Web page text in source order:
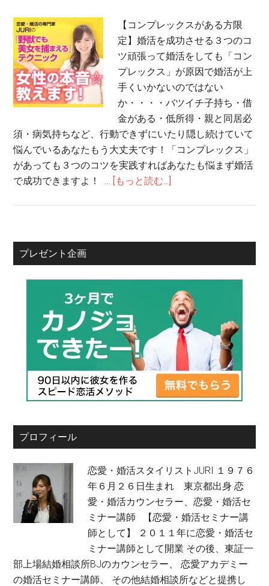
【コンプレックスがある方限
定】婚活を成功させる３つのコ
ツ頑張って婚活をしても「コン
プレックス」が原因で婚活が上
手くいかないのではない
か・・・・バツイチ子持ち・借
金がある・低所得・親と同居必
須・病気持ちなど、行動できずにいたり隠し続けていて
悩んでいるあなたもう大丈夫です！「コンプレックス」
があっても３つのコツを実践すればあなたも悩まず婚活
で成功できますよ！ … [もっと読む...]
プレゼント企画
プロフィール
恋愛・婚活スタイリストJURI １９７６
年６月２６日生まれ 東京都出身 恋
愛・婚活カウンセラー、恋愛・婚活セ
ミナー講師 【恋愛・婚活セミナー講
師として】 ２０１１年に恋愛・婚活セ
ミナー講師として開業 その後、東証一
部上場結婚相談所BJのカウンセラー、 恋愛アカデミー
の婚活セミナー講師、 その他結婚相談所などと提携し